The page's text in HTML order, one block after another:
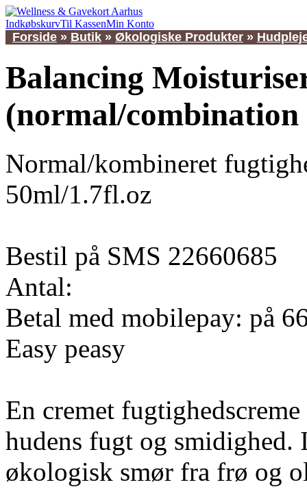
IndkøbskurvTil KassenMin Konto
Forside » Butik » Økologiske Produkter »
Balancing
(normal/combination
Normal/kombineret
50ml/1.7fl.oz
Bestil på SMS 22660685
Antal:
Betal med mobilepay: på
Easy peasy
En cremet
hudens fugt og
økologisk smør fra frø og